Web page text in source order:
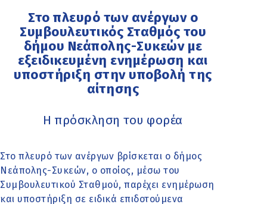
Στο πλευρό των ανέργων ο
Συμβουλευτικός Σταθμός του
δήμου Νεάπολης-Συκεών με
εξειδικευμένη ενημέρωση και
υποστήριξη στην υποβολή της
αίτησης
Η πρόσκληση του φορέα
Στο πλευρό των ανέργων βρίσκεται ο δήμος
Νεάπολης-Συκεών, ο οποίος, μέσω του
Συμβουλευτικού Σταθμού, παρέχει ενημέρωση
και υποστήριξη σε ειδικά επιδοτούμενα